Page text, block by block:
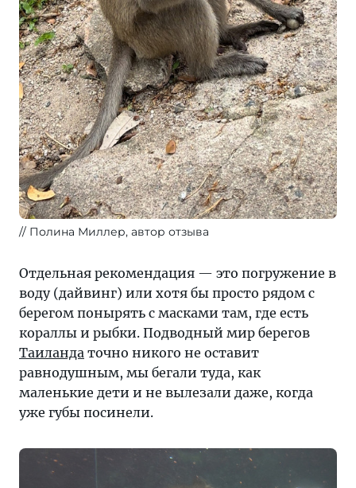
Полина Миллер, автор отзыва
Отдельная рекомендация — это погружение в
воду (дайвинг) или хотя бы просто рядом с
берегом понырять с масками там, где есть
кораллы и рыбки. Подводный мир берегов
Таиланда точно никого не оставит
равнодушным, мы бегали туда, как
маленькие дети и не вылезали даже, когда
уже губы посинели.